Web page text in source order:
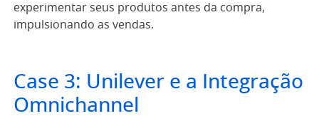
experimentar seus produtos antes da compra,
impulsionando as vendas.
Case 3: Unilever e a Integração
Omnichannel